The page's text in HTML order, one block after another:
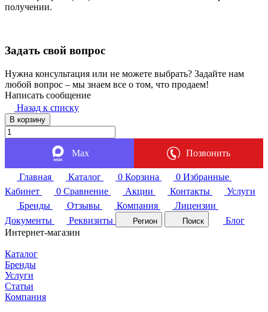
получении.
Задать свой вопрос
Нужна консультация или не можете выбрать? Задайте нам
любой вопрос – мы знаем все о том, что продаем!
Написать сообщение
Назад к списку
В корзину
Max Позвонить
Главная Каталог 0 Корзина 0 Избранные
Кабинет
0 Сравнение Акции Контакты
Услуги
Бренды
Отзывы Компания
Лицензии
Документы
Реквизиты Регион Поиск
Блог
Интернет-магазин
Каталог
Бренды
Услуги
Статьи
Компания